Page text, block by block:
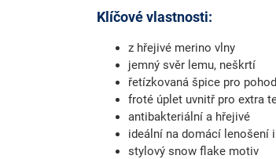
Klíčové vlastnosti:
z hřejivé merino vlny
jemný svěr lemu, neškrtí
řetízkovaná špice pro
froté úplet uvnitř pro extra
antibakteriální a hřejivé
ideální na domácí lenošení
stylový snow flake motiv